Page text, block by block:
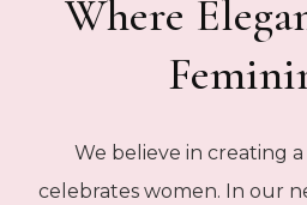
Where
We believe in creating
celebrates women. In our